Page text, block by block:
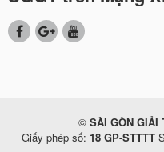
© SÀI GÒN GIẢI
Giấy phép số: 18 GP-STTTT